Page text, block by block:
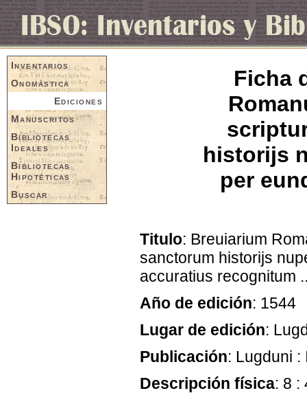
Inventarios
Onomástica
Ediciones
Manuscritos
Bibliotecas
Ideales
Bibliotecas
Hipotéticas
Buscar
Ficha
historijs
per
Titulo: Breuiarium
sanctorum historijs
accuratius recognitum
Año de edición: 1544
Lugar de edición:
Publicación: Lugduni
Descripción física: 8 :